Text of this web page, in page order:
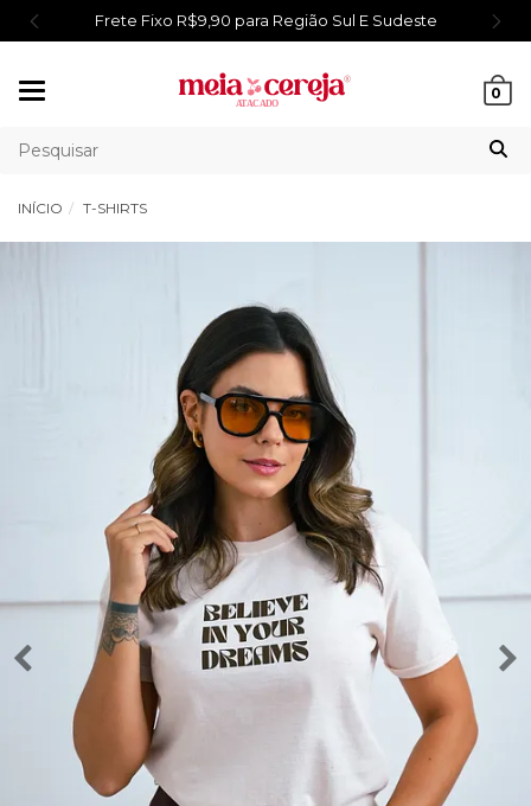
Frete Fixo R$9,90 para Região Sul E Sudeste
0
INÍCIO T-SHIRTS